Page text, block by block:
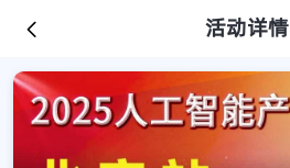
活动详情